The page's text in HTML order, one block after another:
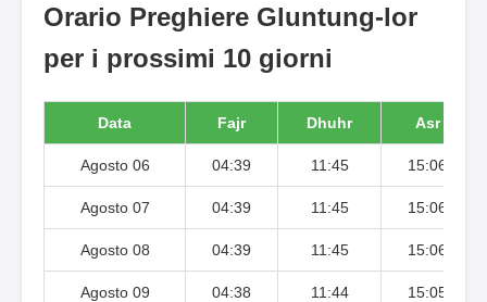
Orario Preghiere Gluntung-lor
per i prossimi 10 giorni
Data Fajr Dhuhr Asr
Agosto 06 04:39 11:45 15:06
Agosto 07 04:39 11:45 15:06
Agosto 08 04:39 11:45 15:06
Agosto 09 04:38 11:44 15:05